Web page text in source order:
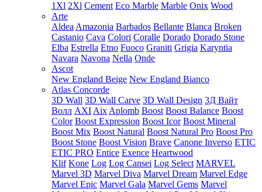
1Xl 2Xl Cement Eco Marble Marble Onix Wood
Arte
Aldea Amazonia Barbados Bellante Blanca Broken
Castanio Cava Colori Coralle Dorado Dorado Stone
Elba Estrella Etno Fuoco Graniti Grigia Karyntia
Navara Navona Nella Onde
Ascot
New England Beige New England Bianco
Atlas Concorde
3D Wall 3D Wall Carve 3D Wall Design 3Д Вайт
Волл AXI Aix Aplomb Boost Boost Balance Boost
Color Boost Expression Boost Icor Boost Mineral
Boost Mix Boost Natural Boost Natural Pro Boost Pro
Boost Stone Boost Vision Brave Canone Inverso ETIC
ETIC PRO Entice Exence Heartwood
Klif Kone Log Log Cansei Log Select MARVEL
Marvel 3D Marvel Diva Marvel Dream Marvel Edge
Marvel Epic Marvel Gala Marvel Gems Marvel